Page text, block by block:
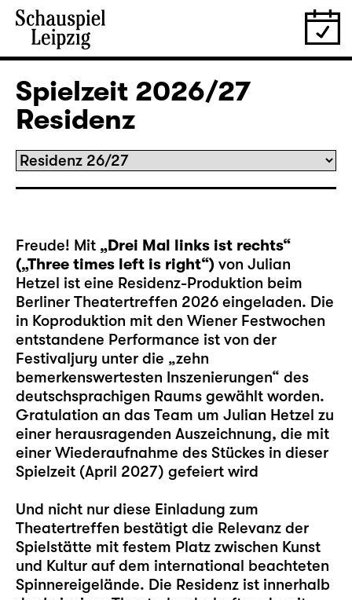
Spielzeit 2026/27
Residenz
Freude! Mit „Drei Mal links ist rechts“
(„Three times left is right“) von Julian
Hetzel ist eine Residenz-Produktion beim
Berliner Theatertreffen 2026 eingeladen. Die
in Koproduktion mit den Wiener Festwochen
entstandene Performance ist von der
Festivaljury unter die „zehn
bemerkenswertesten Inszenierungen“ des
deutschsprachigen Raums gewählt worden.
Gratulation an das Team um Julian Hetzel zu
einer herausragenden Auszeichnung, die mit
einer Wiederaufnahme des Stückes in dieser
Spielzeit (April 2027) gefeiert wird
Und nicht nur diese Einladung zum
Theatertreffen bestätigt die Relevanz der
Spielstätte mit festem Platz zwischen Kunst
und Kultur auf dem international beachteten
Spinnereigelände. Die Residenz ist innerhalb